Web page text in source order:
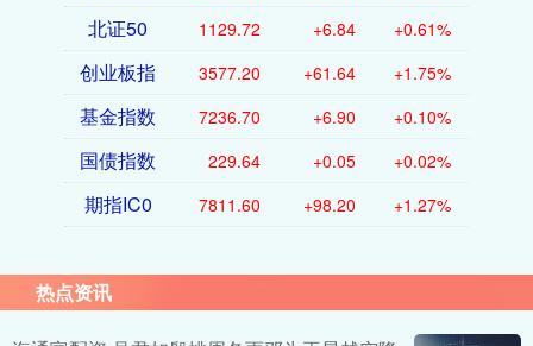
北证50 1129.72 +6.84 +0.61%
创业板指 3577.20 +61.64 +1.75%
基金指数 7236.70 +6.90 +0.10%
国债指数 229.64 +0.05 +0.02%
期指IC0 7811.60 +98.20 +1.27%
热点资讯